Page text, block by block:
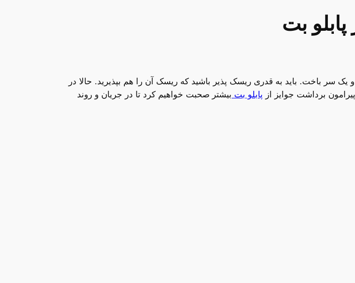
بت
سر باخت. باید به قدری ریسک پذیر باشید که ریسک آن را هم بپذیرید. حالا در
برداشت جوایز از پابلو بت بیشتر صحبت خواهیم کرد تا در جریان و روند